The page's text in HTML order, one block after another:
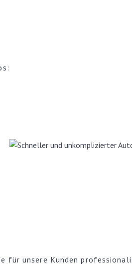
für unsere Kunden